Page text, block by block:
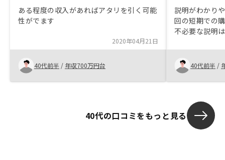
ある程度の収入があればアタリを引く可能
性がでます
2020年04月21日
40代前半 / 年収700万円台
説明がわかり
回の短期での
不必要な説明
た。短期購入
か、ミスが多
人たちのアッ
アフターケア
40代前半 /
40代の口コミをもっと見る